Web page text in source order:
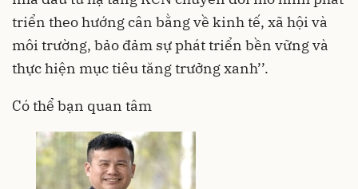
triển theo hướng cân bằng về kinh tế, xã hội và
môi trường, bảo đảm sự phát triển bền vững và
thực hiện mục tiêu tăng trưởng xanh’’.
Có thể bạn quan tâm